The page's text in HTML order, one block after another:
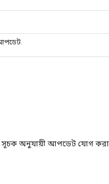
অনুযায়ী আপডেট যোগ করা